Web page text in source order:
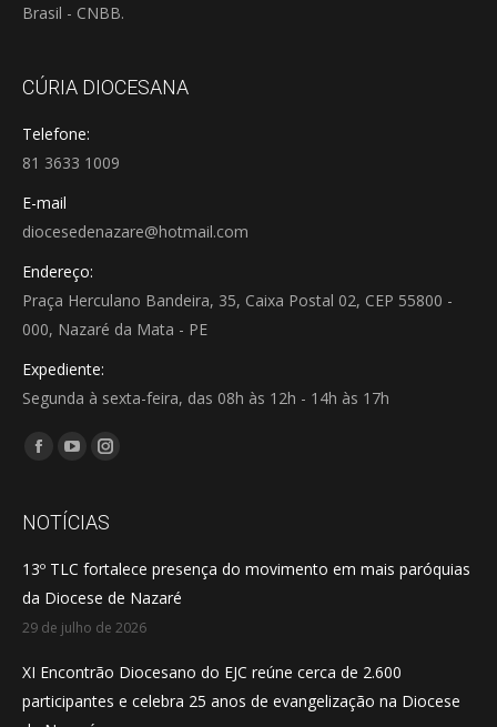
Brasil - CNBB.
CÚRIA DIOCESANA
Telefone:
81 3633 1009
E-mail
diocesedenazare@hotmail.com
Endereço:
Praça Herculano Bandeira, 35, Caixa Postal 02, CEP 55800 -
000, Nazaré da Mata - PE
Expediente:
Segunda à sexta-feira, das 08h às 12h - 14h às 17h
Encontre-nos em:
Facebook
opens
new
window
YouTube
opens
new
window
Instagram
opens
new
window
NOTÍCIAS
13º TLC fortalece presença do movimento em mais paróquias
da Diocese de Nazaré
29 de julho de 2026
XI Encontrão Diocesano do EJC reúne cerca de 2.600
participantes e celebra 25 anos de evangelização na Diocese